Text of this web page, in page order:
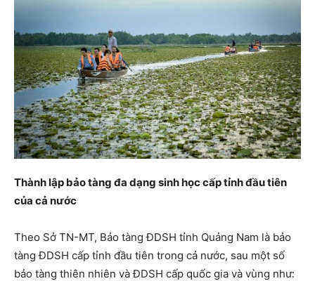
Thành lập bảo tàng đa dạng sinh học cấp tỉnh đầu tiên
của cả nước
Theo Sở TN-MT, Bảo tàng ĐDSH tỉnh Quảng Nam là bảo
tàng ĐDSH cấp tỉnh đầu tiên trong cả nước, sau một số
bảo tàng thiên nhiên và ĐDSH cấp quốc gia và vùng như: